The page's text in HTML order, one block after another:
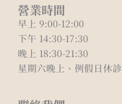
營業時間
早上 9:00-12:00
下午 14:30-17:30
晚上 18:30-21:30
星期六晚上、例假日休診